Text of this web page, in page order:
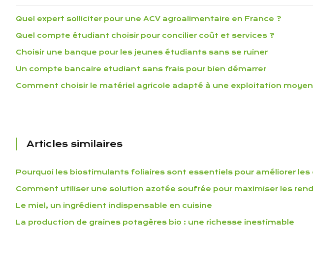
Quel expert solliciter pour une ACV agroalimentaire en France ?
Quel compte étudiant choisir pour concilier coût et services ?
Choisir une banque pour les jeunes étudiants sans se ruiner
Un compte bancaire etudiant sans frais pour bien démarrer
Comment choisir le matériel agricole adapté à une exploitation
Articles similaires
Pourquoi les biostimulants foliaires sont essentiels pour améliorer les
Comment utiliser une solution azotée soufrée pour maximiser les
Le miel, un ingrédient indispensable en cuisine
La production de graines potagères bio : une richesse inestimable